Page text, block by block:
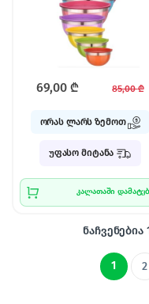
69,00 ₾ 85,00₾
ორას ლარს ზემოთ
უფასო მიტანა
კალათაში
ნაჩვენებია
1 2